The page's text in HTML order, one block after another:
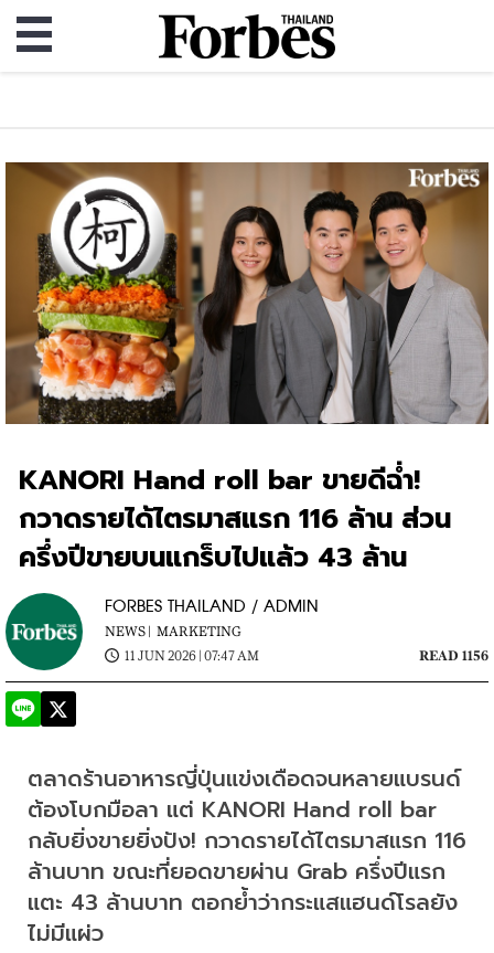
KANORI Hand roll bar ขายดีฉ่ำ!
กวาดรายได้ไตรมาสแรก 116 ล้าน ส่วน
ครึ่งปีขายบนแกร็บไปแล้ว 43 ล้าน
FORBES THAILAND / ADMIN
NEWS | MARKETING
11 JUN 2026 | 07:47 AM
READ 1156
ตลาดร้านอาหารญี่ปุ่นแข่งเดือดจนหลายแบรนด์
ต้องโบกมือลา แต่ KANORI Hand roll bar
กลับยิ่งขายยิ่งปัง! กวาดรายได้ไตรมาสแรก 116
ล้านบาท ขณะที่ยอดขายผ่าน Grab ครึ่งปีแรก
แตะ 43 ล้านบาท ตอกย้ำว่ากระแสแฮนด์โรลยัง
ไม่มีแผ่ว